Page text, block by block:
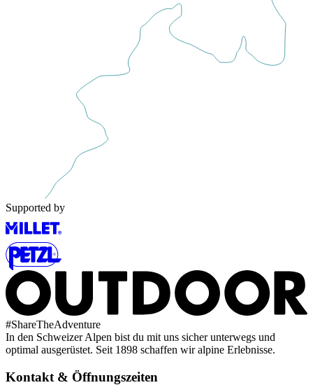
Supported by
#ShareTheAdventure
In den Schweizer Alpen bist du mit uns sicher unterwegs und
optimal ausgerüstet. Seit 1898 schaffen wir alpine Erlebnisse.
Kontakt & Öffnungszeiten